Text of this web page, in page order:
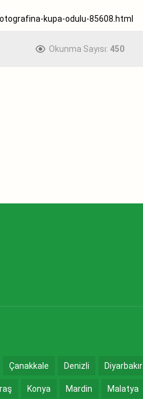
kupa-odulu-85608.html
Okunma Sayısı: 450
Çanakkale Denizli Diyarbakır
Konya Mardin Malatya